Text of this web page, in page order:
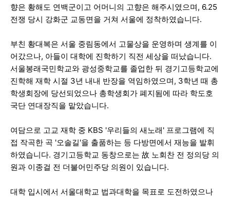
향은 황해도 연백군이고 어머니의 고향은 해주시였으며, 6.25
전쟁 당시 강화군 교동면을 거쳐 서울에 정착하였습니다.
부친 황대복은 서울 중림동에서 고물상을 운영하며 생계를 이
어갔으나, 아들이 대학에 진학하기 직전 세상을 떠났습니다.
서울봉래국민학교와 광성중학교를 졸업한 뒤 경기고등학교에
진학해 재학 시절 3년 내내 반장을 역임하였으며, 3학년 때 총
학생회장에 당선되었으나 총학생회가 폐지됨에 따라 학도호
국단 연대장직을 맡았습니다.
여담으로 고교 재학 중 KBS '우리들의 새노래' 프로그램에 직
접 작곡한 곡 '오솔길'을 출품하는 등 다방면에서 재능을 발휘
하였습니다. 경기고등학교 동창으로는 故 노회찬 전 정의당 의
원과 이종걸 전 더불어민주당 의원이 있습니다.
대학 입시에서 서울대학교 법과대학을 목표로 도전하였으나